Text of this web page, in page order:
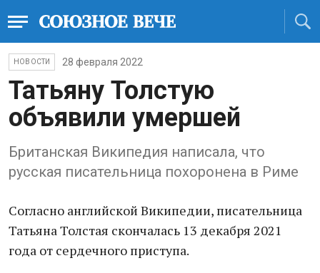
НОВОСТИ 28 февраля 2022
Татьяну Толстую
объявили умершей
Британская Википедия написала, что
русская писательница похоронена в Риме
Согласно английской Википедии, писательница
Татьяна Толстая скончалась 13 декабря 2021
года от сердечного приступа.